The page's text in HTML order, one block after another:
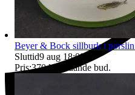
Ersättning om du inte får
Beyer & Bock sillburk i
Sluttid9 aug 18:09
Pris:370 kr Ledande bud.